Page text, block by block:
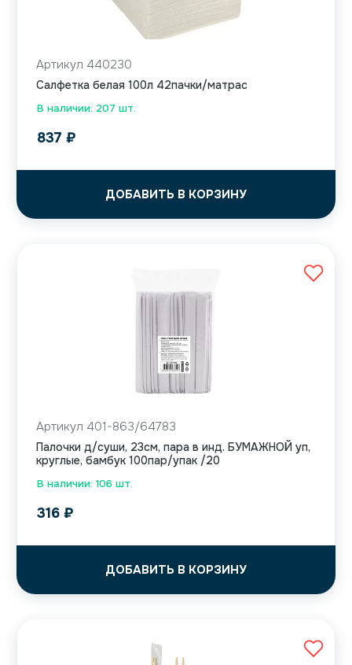
В наличии: 207 шт.
Артикул 440230
Салфетка белая 100л 42пачки/матрас
837 ₽
ДОБАВИТЬ В КОРЗИНУ
В наличии: 106 шт.
Артикул 401-863/64783
Палочки д/суши, 23см, пара в инд. БУМАЖНОЙ уп,
круглые, бамбук 100пар/упак /20
316 ₽
ДОБАВИТЬ В КОРЗИНУ